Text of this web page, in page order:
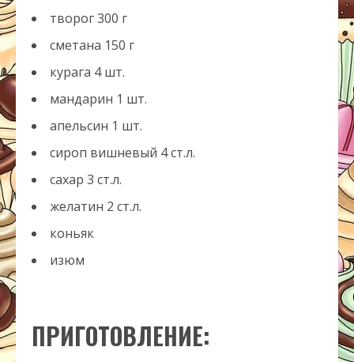
творог300 г
сметана 150 г
курага 4 шт.
мандарин 1 шт.
апельсин 1 шт.
сироп вишневый 4ст.л.
сахар 3 ст.л.
желатин 2 ст.л.
коньяк
изюм
ПРИГОТОВЛЕНИЕ: